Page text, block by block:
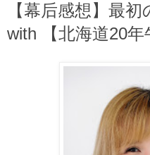
【幕后感想】最
with 【北海道20年